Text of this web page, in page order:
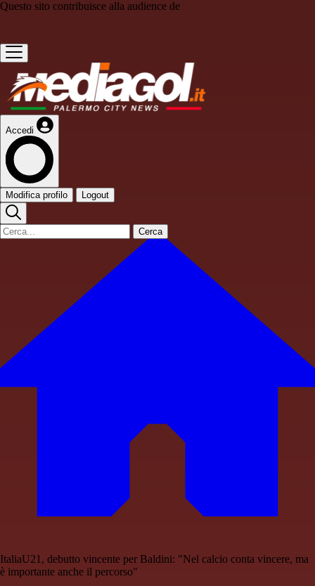
Questo sito contribuisce alla audience de
Accedi
Modifica profilo Logout
Cerca
ItaliaU21, debutto vincente per Baldini: "Nel calcio conta vincere, ma
è importante anche il percorso"